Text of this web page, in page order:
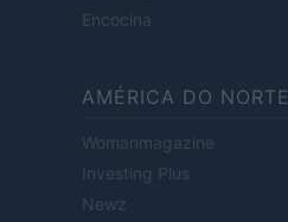
Encocina
AMÉRICA DO NORTE
Womanmagazine
Investing Plus
Newz